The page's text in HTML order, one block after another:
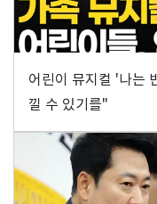
어린이 뮤지컬 '나는
낄 수 있기를"